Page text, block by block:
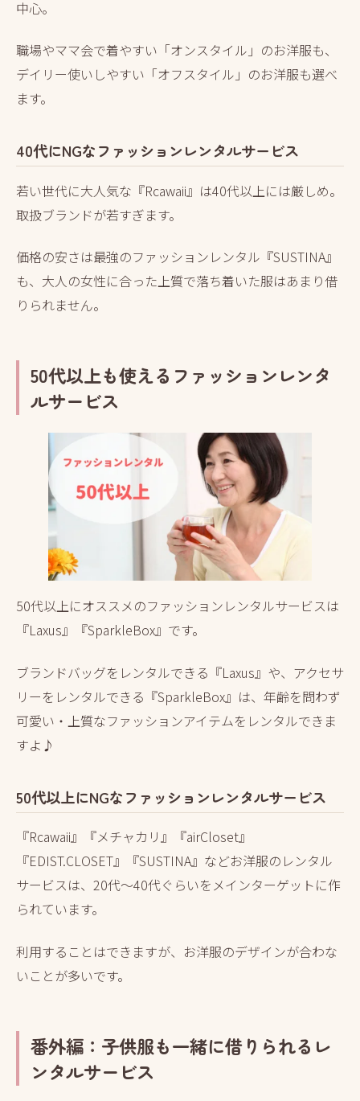
中心。
職場やママ会で着やすい「オンスタイル」のお洋服も、
デイリー使いしやすい「オフスタイル」のお洋服も選べ
ます。
40代にNGなファッションレンタルサービス
若い世代に大人気な『Rcawaii』は40代以上には厳しめ。
取扱ブランドが若すぎます。
価格の安さは最強のファッションレンタル『SUSTINA』
も、大人の女性に合った上質で落ち着いた服はあまり借
りられません。
50代以上も使えるファッションレンタ
ルサービス
50代以上にオススメのファッションレンタルサービスは
『Laxus』『SparkleBox』です。
ブランドバッグをレンタルできる『Laxus』や、アクセサ
リーをレンタルできる『SparkleBox』は、年齢を問わず
可愛い・上質なファッションアイテムをレンタルできま
すよ♪
50代以上にNGなファッションレンタルサービス
『Rcawaii』『メチャカリ』『airCloset』
『EDIST.CLOSET』『SUSTINA』などお洋服のレンタル
サービスは、20代～40代ぐらいをメインターゲットに作
られています。
利用することはできますが、お洋服のデザインが合わな
いことが多いです。
番外編：子供服も一緒に借りられるレ
ンタルサービス